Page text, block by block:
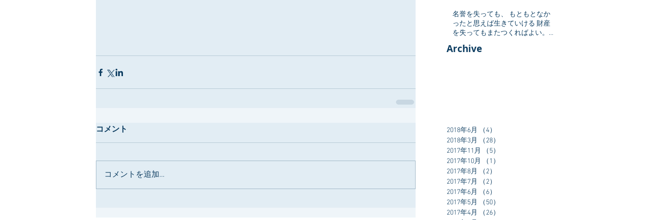
コメント
コメントを追加…
名誉を失っても、 もともとなか
ったと思えば生きていける 財産
を失ってもまたつくればよい。
る値打ちがない
Archive
2018年6月 （4）
2018年3月
（28）
2017年11月
（5）
2017年10月
（1）
2017年8月
（2）
2017年7月
（2）
2017年6月
（6）
2017年5月
（50）
2017年4月
（26）